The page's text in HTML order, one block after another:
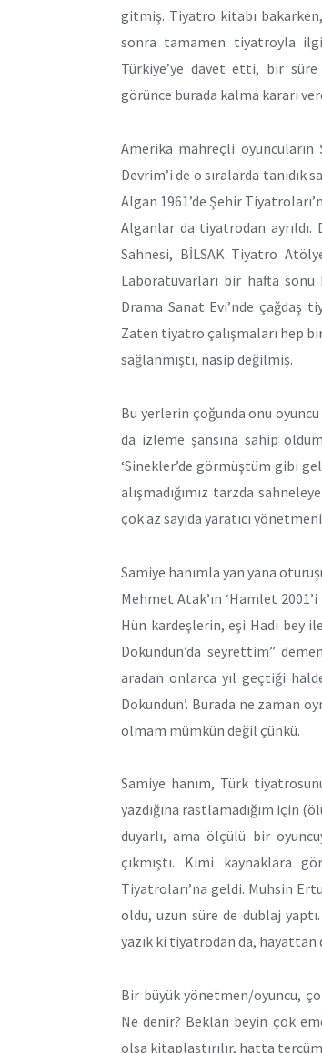
gitmiş. Tiyatro kitabı
sonra tamamen tiyatroyla
Türkiye’ye davet etti, bir
görünce burada kalma kararı
Amerika mahreçli
Devrim’i de o sıralarda tanıdık
Algan 1961’de Şehir
Alganlar da tiyatrodan ayrıldı.
Sahnesi, BİLSAK Tiyatro
Laboratuvarları bir hafta sonu
Drama Sanat Evi’nde çağdaş
Zaten tiyatro çalışmaları hep
sağlanmıştı, nasip değilmiş.
Bu yerlerin çoğunda onu
da izleme şansına sahip
‘Sinekler’de görmüştüm gibi
alışmadığımız tarzda
çok az sayıda yaratıcı
Samiye hanımla yan yana
Mehmet Atak’ın ‘Hamlet
Hün kardeşlerin, eşi Hadi bey
Dokundun’da seyrettim”
aradan onlarca yıl geçtiği
Dokundun’. Burada ne zaman
olmam mümkün değil çünkü.
Samiye hanım, Türk
yazdığına rastlamadığım için
duyarlı, ama ölçülü bir
çıkmıştı. Kimi kaynaklara
Tiyatroları’na geldi. Muhsin
oldu, uzun süre de dublaj
yazık ki tiyatrodan da, hayattan
Bir büyük yönetmen/oyuncu,
Ne denir? Beklan beyin çok
olsa kitaplaştırılır, hatta